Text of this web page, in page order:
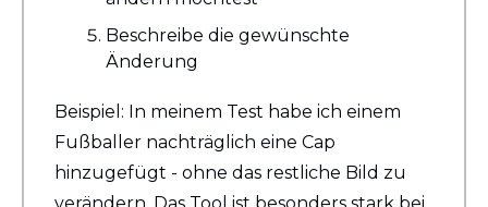
Beschreibe die gewünschte
Änderung
Beispiel: In meinem Test habe ich einem
Fußballer nachträglich eine Cap
hinzugefügt - ohne das restliche Bild zu